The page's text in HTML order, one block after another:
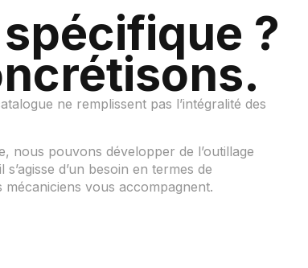
?
ne remplissent pas l’intégralité des
nous pouvons développer de l’outillage
d’un besoin en termes de
vous accompagnent.